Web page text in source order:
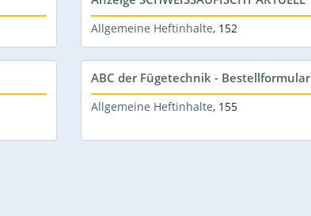
Allgemeine Heftinhalte, 152
ABC der Fügetechnik - Bestellformular
Allgemeine Heftinhalte, 155